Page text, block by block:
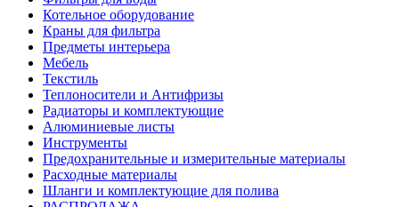
Котельное оборудование
Краны для фильтра
Предметы интерьера
Мебель
Текстиль
Теплоносители и Антифризы
Радиаторы и комплектующие
Алюминиевые листы
Инструменты
Предохранительные и измерительные материалы
Расходные материалы
Шланги и комплектующие для полива